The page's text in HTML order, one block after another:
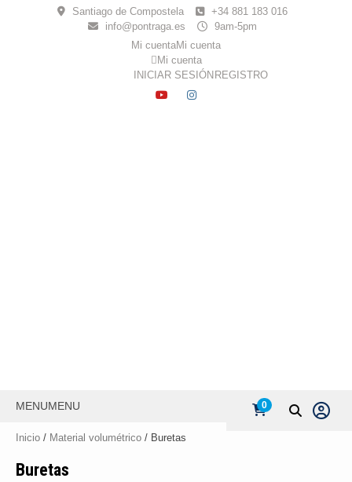
Santiago de Compostela
+34 881 183 016
info@pontraga.es
9am-5pm
Mi cuentaMi cuenta
Mi cuenta
INICIAR SESIÓN REGISTRO
YOUTUBE
INSTAGRAM
MENUMENU 0
Inicio / Material volumétrico / Buretas
Buretas